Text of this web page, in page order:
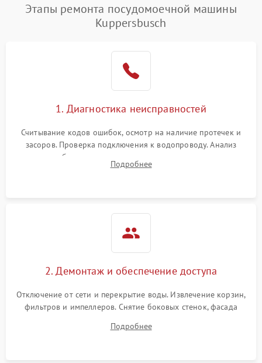
Проблемы с набором
воды
1800 ₽ Подробнее →
1700 ₽
циркуляционным насосом
2100 ₽ Подробнее →
Этапы ремонта посудомоечной машины
Kuppersbusch
1. Диагностика неисправностей
Считывание кодов ошибок, осмотр на наличие протечек и
засоров. Проверка подключения к водопроводу. Анализ
жалоб на отсутствие слива, нагрева, вращения
разбрызгивателей или срабатывание системы защиты
Подробнее
2. Демонтаж и обеспечение доступа
Отключение от сети и перекрытие воды. Извлечение корзин,
фильтров и импеллеров. Снятие боковых стенок, фасада
циркуляционному насосу, ТЭНу и сливной помпе.
Подробнее